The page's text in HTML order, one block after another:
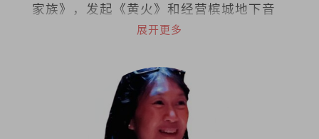
家族》，发起《黄火》和经营槟城地下音
乐基地Soundmaker。曾任职槟城光明日
展开更多